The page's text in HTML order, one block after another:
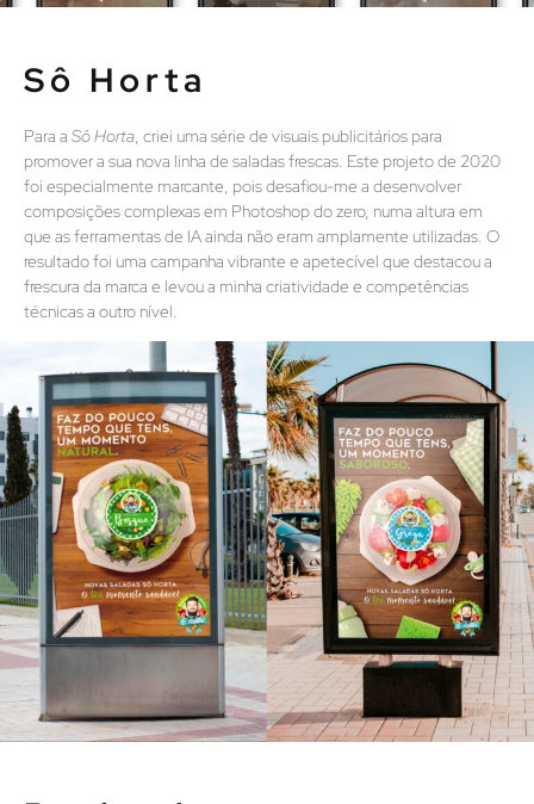
Sô Horta​
Para a Sô Horta, criei uma série de visuais publicitários para
promover a sua nova linha de saladas frescas. Este projeto de 2020
foi especialmente marcante, pois desafiou-me a desenvolver
composições complexas em Photoshop do zero, numa altura em
que as ferramentas de IA ainda não eram amplamente utilizadas. O
resultado foi uma campanha vibrante e apetecível que destacou a
frescura da marca e levou a minha criatividade e competências
técnicas a outro nível.